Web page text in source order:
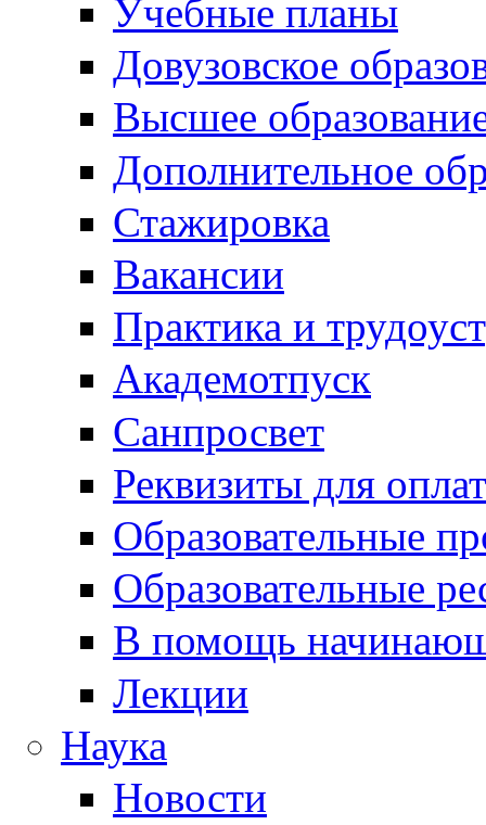
Учебные планы
Довузовское
Высшее
Дополнительное
Стажировка
Вакансии
Практика и
Академотпуск
Санпросвет
Реквизиты для
Образовательные
Образовательные
В помощь
Лекции
Наука
Новости